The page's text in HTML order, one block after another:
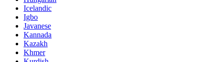
Icelandic
Igbo
Javanese
Kannada
Kazakh
Khmer